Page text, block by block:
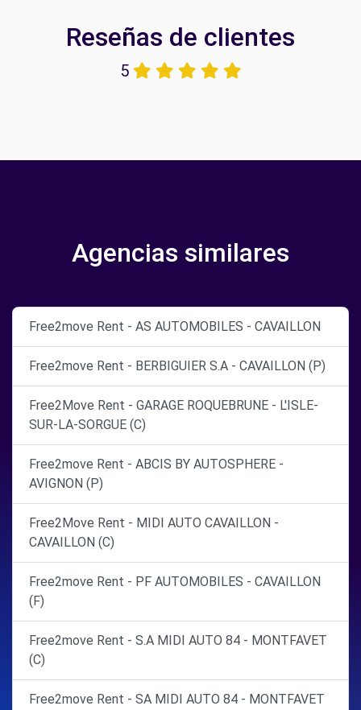
Reseñas de clientes
5
Agencias similares
Free2move Rent - AS AUTOMOBILES - CAVAILLON
Free2move Rent - BERBIGUIER S.A - CAVAILLON (P)
Free2Move Rent - GARAGE ROQUEBRUNE - L'ISLE-
SUR-LA-SORGUE (C)
Free2move Rent - ABCIS BY AUTOSPHERE -
AVIGNON (P)
Free2Move Rent - MIDI AUTO CAVAILLON -
CAVAILLON (C)
Free2move Rent - PF AUTOMOBILES - CAVAILLON
(F)
Free2move Rent - S.A MIDI AUTO 84 - MONTFAVET
(C)
Free2move Rent - SA MIDI AUTO 84 - MONTFAVET